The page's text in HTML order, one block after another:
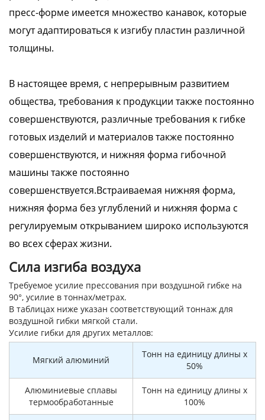
пресс-форме имеется множество канавок, которые
могут адаптироваться к изгибу пластин различной
толщины.
В настоящее время, с непрерывным развитием
общества, требования к продукции также постоянно
совершенствуются, различные требования к гибке
готовых изделий и материалов также постоянно
совершенствуются, и нижняя форма гибочной
машины также постоянно
совершенствуется.Встраиваемая нижняя форма,
нижняя форма без углублений и нижняя форма с
регулируемым открыванием широко используются
во всех сферах жизни.
Сила изгиба воздуха
Требуемое усилие прессования при воздушной гибке на
90°, усилие в тоннах/метрах.
В таблицах ниже указан соответствующий тоннаж для
воздушной гибки мягкой стали.
Усилие гибки для других металлов:
Мягкий алюминий
Тонн на единицу длины x
50%
Алюминиевые сплавы
термообработанные
Тонн на единицу длины x
100%